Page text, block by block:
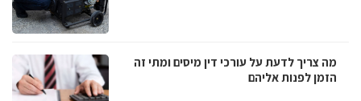
מה צריך לדעת על עורכי דין מיסים ומתי זה
הזמן לפנות אליהם